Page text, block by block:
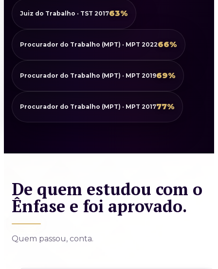
Juiz do Trabalho · TST 201763%
Procurador do Trabalho (MPT) · MPT 202266%
Procurador do Trabalho (MPT) · MPT 201969%
Procurador do Trabalho (MPT) · MPT 201777%
De quem estudou com o
Ênfase e foi aprovado.
Quem passou, conta.